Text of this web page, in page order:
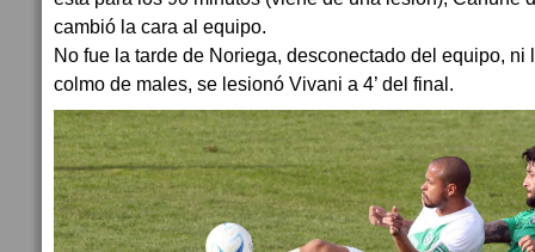
cambió la cara al equipo.
No fue la tarde de Noriega, desconectado del equipo, ni
colmo de males, se lesionó Vivani a 4’ del final.